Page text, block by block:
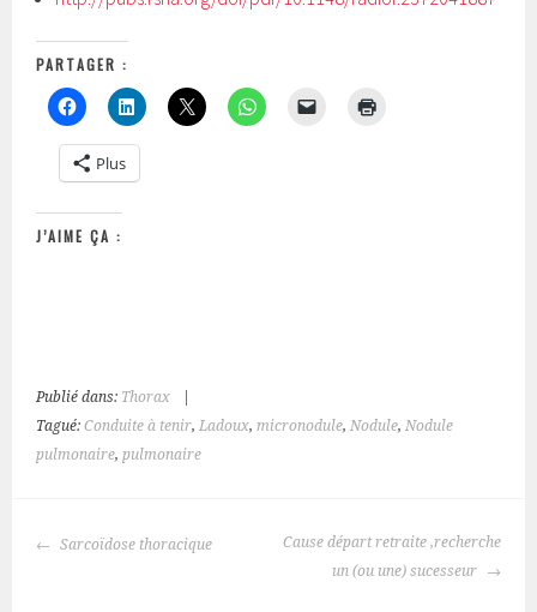
PARTAGER :
Plus
J’AIME ÇA :
Publié dans: Thorax
Tagué:Conduite à tenir,Ladoux,micronodule,Nodule,Nodule
pulmonaire,pulmonaire
NAVIGATION
Sarcoïdose thoracique
Cause départ retraite ,recherche
un (ou une) sucesseur